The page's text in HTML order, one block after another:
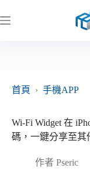
至
首頁
› 手機APP
Wi-Fi Widget 在
碼，一鍵分享至其
作者 Pseric